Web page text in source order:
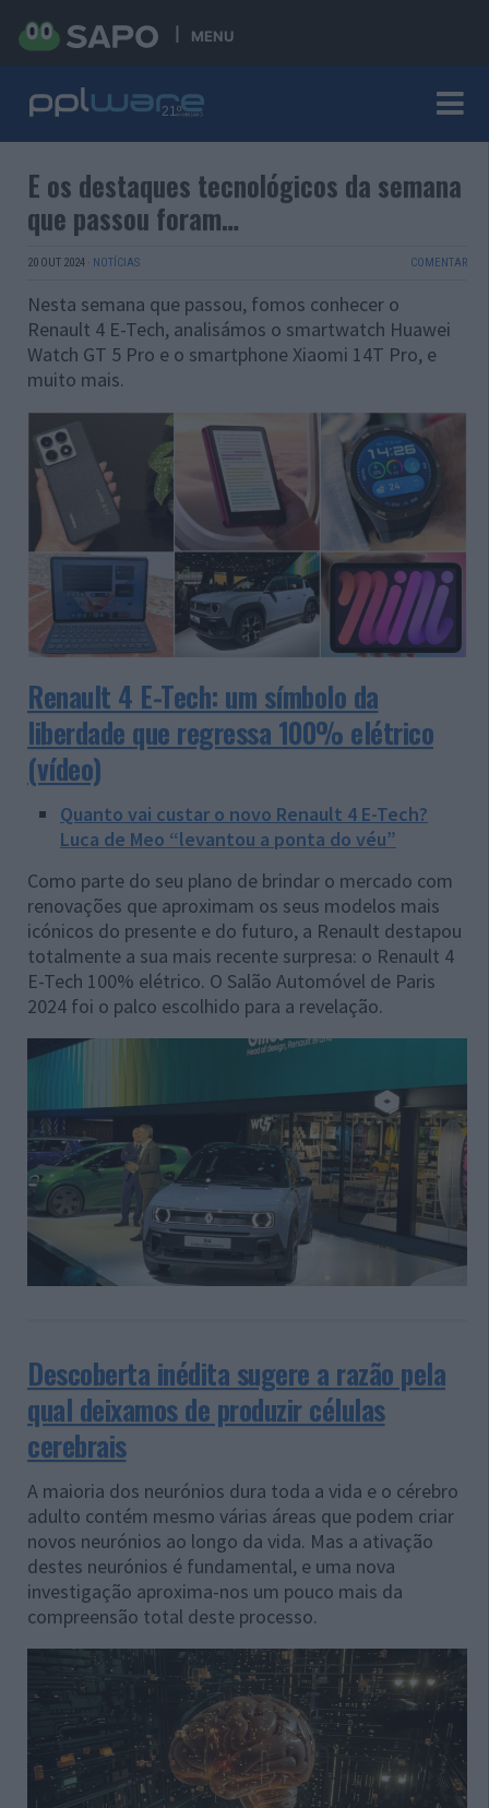
MENU
E os destaques tecnológicos da semana
que passou foram…
20 OUT 2024 · NOTÍCIAS COMENTAR
Nesta semana que passou, fomos conhecer o
Renault 4 E-Tech, analisámos o smartwatch Huawei
Watch GT 5 Pro e o smartphone Xiaomi 14T Pro, e
muito mais.
Renault 4 E-Tech: um símbolo da
liberdade que regressa 100% elétrico
(vídeo)
Quanto vai custar o novo Renault 4 E-Tech?
Luca de Meo “levantou a ponta do véu”
Como parte do seu plano de brindar o mercado com
renovações que aproximam os seus modelos mais
icónicos do presente e do futuro, a Renault destapou
totalmente a sua mais recente surpresa: o Renault 4
E-Tech 100% elétrico. O Salão Automóvel de Paris
2024 foi o palco escolhido para a revelação.
Descoberta inédita sugere a razão pela
qual deixamos de produzir células
cerebrais
A maioria dos neurónios dura toda a vida e o cérebro
adulto contém mesmo várias áreas que podem criar
novos neurónios ao longo da vida. Mas a ativação
destes neurónios é fundamental, e uma nova
investigação aproxima-nos um pouco mais da
compreensão total deste processo.